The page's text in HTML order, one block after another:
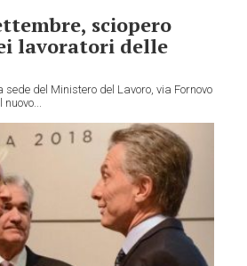
sciopero
lavoratori delle
sede del Ministero del Lavoro, via Fornovo